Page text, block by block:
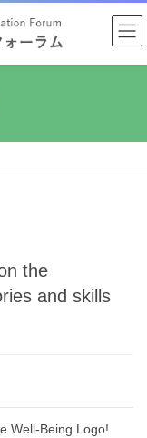
the
and skills
Well-Being Logo!